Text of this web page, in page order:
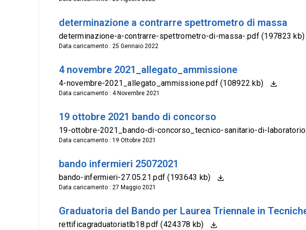
determinazione a contrarre spettrometro di massa
determinazione-a-contrarre-spettrometro-di-massa-.pdf (197823
Data caricamento : 25 Gennaio 2022
4 novembre 2021_allegato_ammissione
4-novembre-2021_allegato_ammissione.pdf (108922 kb)
Data caricamento : 4 Novembre 2021
19 ottobre 2021 bando di concorso
19-ottobre-2021_bando-di-concorso_tecnico-sanitario-di-
Data caricamento : 19 Ottobre 2021
bando infermieri 25072021
bando-infermieri-27.05.21.pdf (193643 kb)
Data caricamento : 27 Maggio 2021
Graduatoria del Bando per Laurea Triennale in
rettificagraduatoriatlb18.pdf (424378 kb)